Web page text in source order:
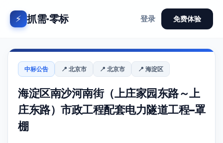
⚡ 抓需·零标 登录 免费体验
中标公告 📍 北京市 📍 北京市 📍 海淀区
海淀区南沙河南街（上庄家园东路～上
庄东路）市政工程配套电力隧道工程–罩
棚